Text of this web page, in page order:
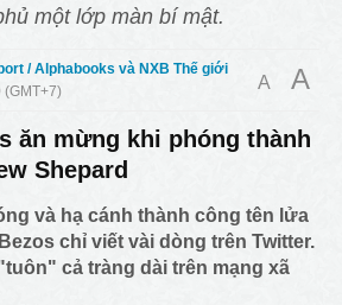
một lớp màn bí mật.
/ Alphabooks và NXB Thế giới
(GMT+7)
A A
ăn mừng khi phóng thành
Shepard
và hạ cánh thành công tên lửa
chỉ viết vài dòng trên Twitter.
cả tràng dài trên mạng xã